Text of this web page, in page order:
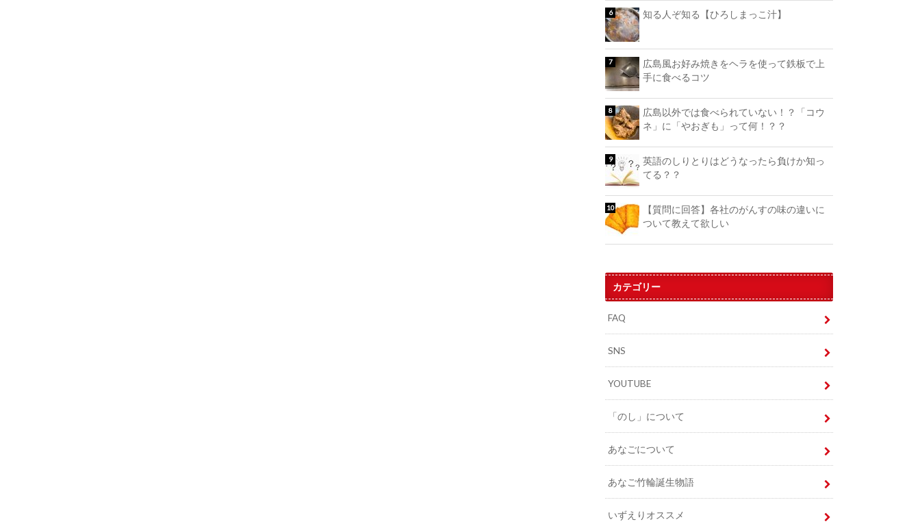
知る人ぞ知る【ひろしまっこ汁】
広島風お好み焼きをヘラを使って鉄板で上
手に食べるコツ
広島以外では食べられていない！？「コウ
ネ」に「やおぎも」って何！？？
英語のしりとりはどうなったら負けか知っ
てる？？
【質問に回答】各社のがんすの味の違いに
ついて教えて欲しい
カテゴリー
FAQ
SNS
YOUTUBE
「のし」について
あなごについて
あなご竹輪誕生物語
いずえりオススメ